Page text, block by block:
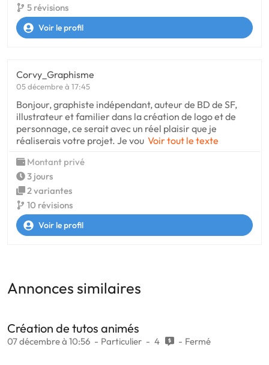
5 révisions
Voir le profil
Corvy_Graphisme
05 décembre à 17:45
Bonjour, graphiste indépendant, auteur de BD de SF,
illustrateur et familier dans la création de logo et de
personnage, ce serait avec un réel plaisir que je
réaliserais votre projet. Je vou Voir tout le texte
Montant privé
3 jours
2 variantes
10 révisions
Voir le profil
Annonces similaires
Création de tutos animés
07 décembre à 10:56 Particulier 4 Fermé